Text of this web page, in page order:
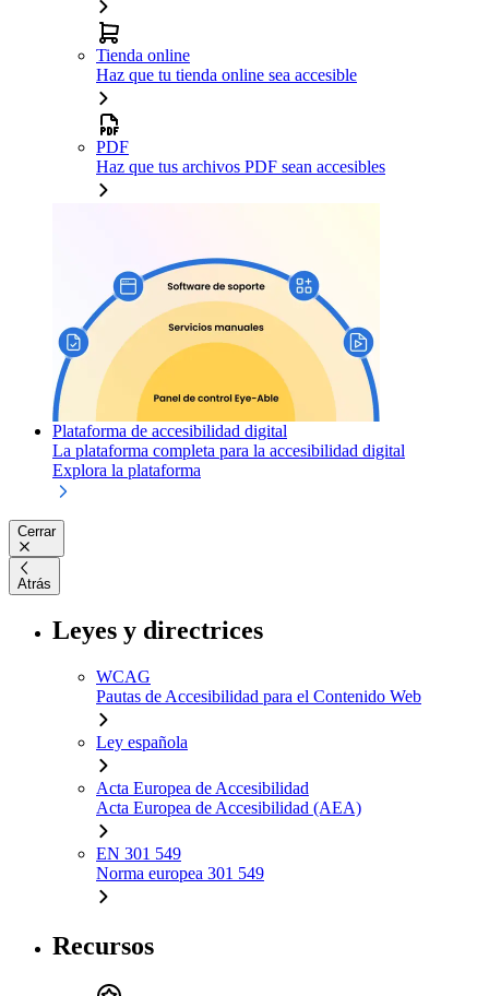
Tienda online
Haz que tu tienda online sea accesible
PDF
Haz que tus archivos PDF sean accesibles
Plataforma de accesibilidad digital
La plataforma completa para la accesibilidad digital
Explora la plataforma
Cerrar
Atrás
Leyes y directrices
WCAG
Pautas de Accesibilidad para el Contenido Web
Ley española
Acta Europea de Accesibilidad
Acta Europea de Accesibilidad (AEA)
EN 301 549
Norma europea 301 549
Recursos